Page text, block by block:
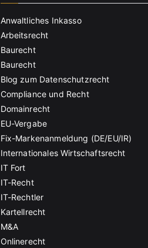
Anwaltliches Inkasso
Arbeitsrecht
Baurecht
Baurecht
Blog zum Datenschutzrecht
Compliance und Recht
Domainrecht
EU-Vergabe
Fix-Markenanmeldung (DE/EU/IR)
Internationales Wirtschaftsrecht
IT Fort
IT-Recht
IT-Rechtler
Kartellrecht
M&A
Onlinerecht